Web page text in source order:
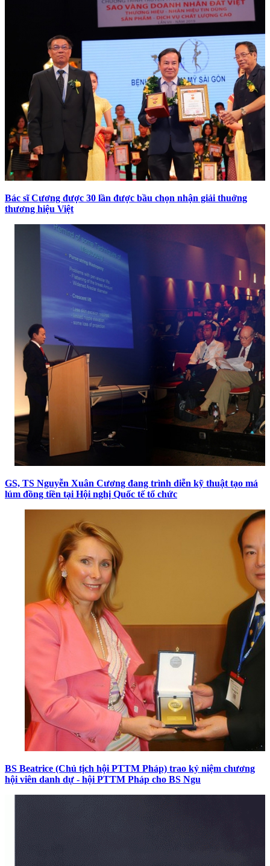
Bác sĩ Cương được 30 lần được bầu chọn nhận giải thuởng
thương hiệu Việt
GS, TS Nguyễn Xuân Cương đang trình diễn kỹ thuật tạo má
lúm đồng tiền tại Hội nghị Quốc tế tổ chức
BS Beatrice (Chủ tịch hội PTTM Pháp) trao kỷ niệm chương
hội viên danh dự - hội PTTM Pháp cho BS Ngu